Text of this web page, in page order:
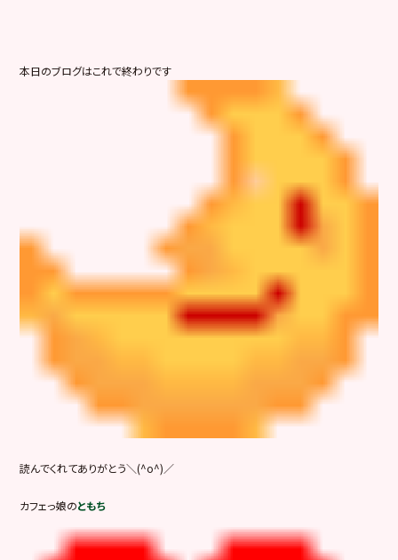
本日のブログはこれで終わりです
読んでくれてありがとう＼(^o^)／
カフェっ娘のともち